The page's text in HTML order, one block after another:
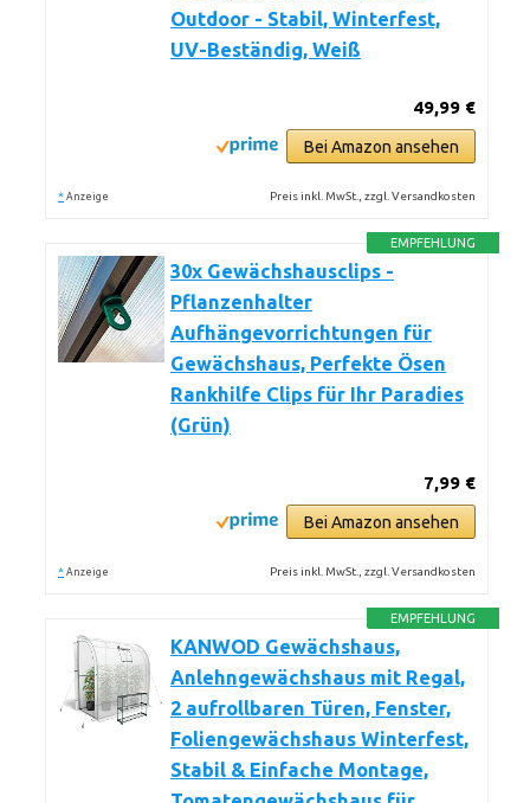
Outdoor - Stabil, Winterfest,
UV-Beständig, Weiß
49,99 €
Bei Amazon ansehen
* Anzeige Preis inkl. MwSt., zzgl. Versandkosten
EMPFEHLUNG
30x Gewächshausclips -
Pflanzenhalter
Aufhängevorrichtungen für
Gewächshaus, Perfekte Ösen
Rankhilfe Clips für Ihr Paradies
(Grün)
7,99 €
Bei Amazon ansehen
* Anzeige Preis inkl. MwSt., zzgl. Versandkosten
EMPFEHLUNG
KANWOD Gewächshaus,
Anlehngewächshaus mit Regal,
2 aufrollbaren Türen, Fenster,
Foliengewächshaus Winterfest,
Stabil & Einfache Montage,